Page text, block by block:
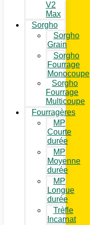
V2
Max
Sorgho
Sorgho
Grain
Sorgho
Fourrage
Monocoupe
Sorgho
Fourrage
Multicoupe
Fourragères
MP
Courte
durée
MP
Moyenne
durée
MP
Longue
durée
Trèfle
Incarnat